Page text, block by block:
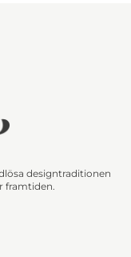
designtraditionen
framtiden.